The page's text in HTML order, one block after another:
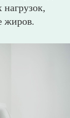
жиров.